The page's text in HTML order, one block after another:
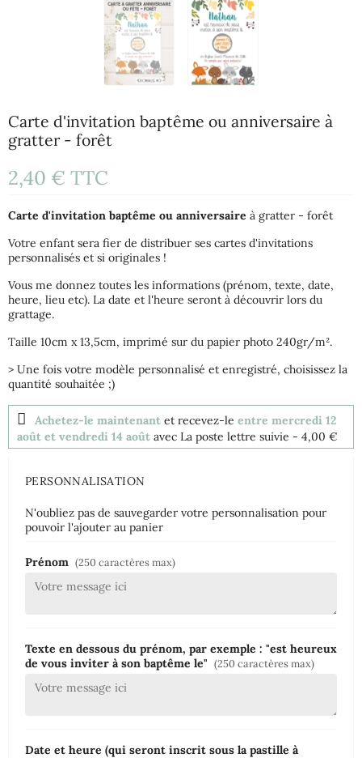
Carte d'invitation baptême ou anniversaire à
gratter - forêt
2,40 € TTC
Carte d'invitation baptême ou anniversaire à gratter - forêt
Votre enfant sera fier de distribuer ses cartes d'invitations
personnalisés et si originales !
Vous me donnez toutes les informations (prénom, texte, date,
heure, lieu etc). La date et l'heure seront à découvrir lors du
grattage.
Taille 10cm x 13,5cm, imprimé sur du papier photo 240gr/m².
> Une fois votre modèle personnalisé et enregistré, choisissez la
quantité souhaitée ;)
Achetez-le maintenant et recevez-le entre mercredi 12
août et vendredi 14 août avec La poste lettre suivie - 4,00 €
PERSONNALISATION
N'oubliez pas de sauvegarder votre personnalisation pour
pouvoir l'ajouter au panier
Prénom (250 caractères max)
Texte en dessous du prénom, par exemple : "est heureux
de vous inviter à son baptême le" (250 caractères max)
Date et heure (qui seront inscrit sous la pastille à